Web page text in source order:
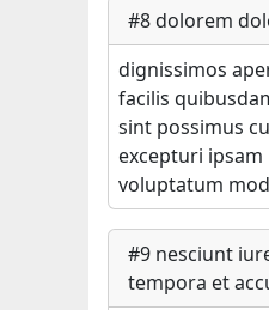
#8dolorem
dignissimos
facilis
sint possimus
excepturi
voluptatum
#9 nesciunt
tempora et